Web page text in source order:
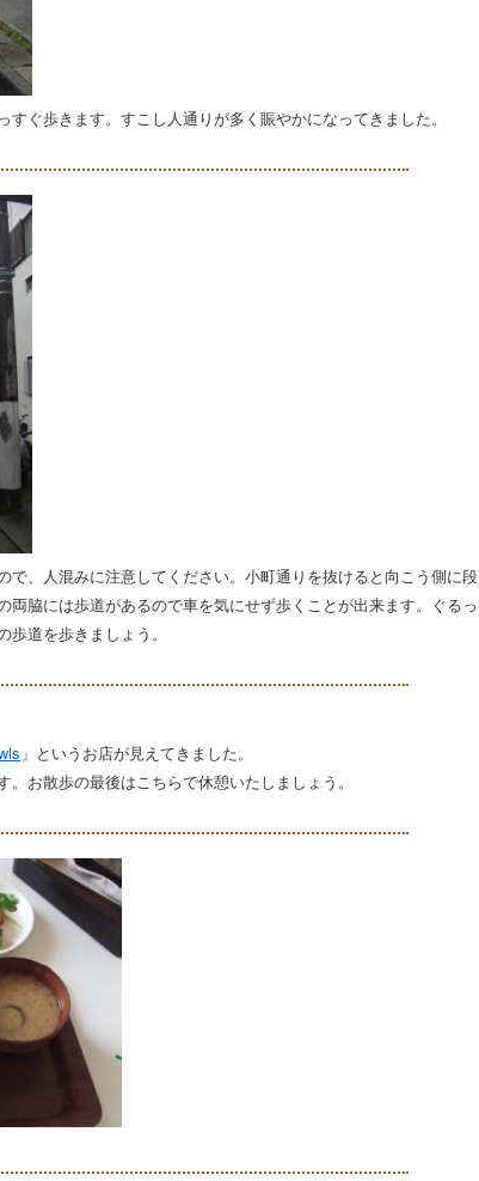
ぐ歩きます。すこし人通りが多く賑やかになってきました。
で、人混みに注意してください。小町通りを抜けると向こう側に段
両脇には歩道があるので車を気にせず歩くことが出来ます。ぐるっ
道を歩きましょう。
」というお店が見えてきました。
お散歩の最後はこちらで休憩いたしましょう。